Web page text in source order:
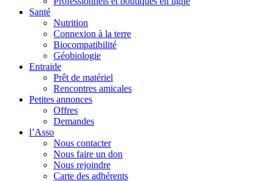
Santé
Nutrition
Connexion à la terre
Biocompatibilité
Géobiologie
Entraide
Prêt de matériel
Rencontres amicales
Petites annonces
Offres
Demandes
l’Asso
Nous contacter
Nous faire un don
Nous rejoindre
Carte des adhérents